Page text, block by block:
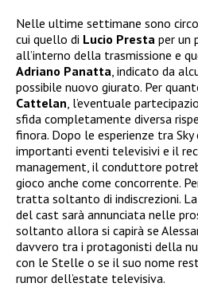
Nelle ultime settimane sono
cui quello di Lucio Presta per un
all’interno della trasmissione e
Adriano Panatta , indicato da
possibile nuovo giurato. Per
Cattelan , l’eventuale
sfida completamente diversa
finora. Dopo le esperienze tra Sky
importanti eventi televisivi e il
management, il conduttore
gioco anche come concorrente.
tratta soltanto di indiscrezioni.
del cast sarà annunciata nelle
soltanto allora si capirà se
davvero tra i protagonisti della
con le Stelle o se il suo nome
rumor dell’estate televisiva.